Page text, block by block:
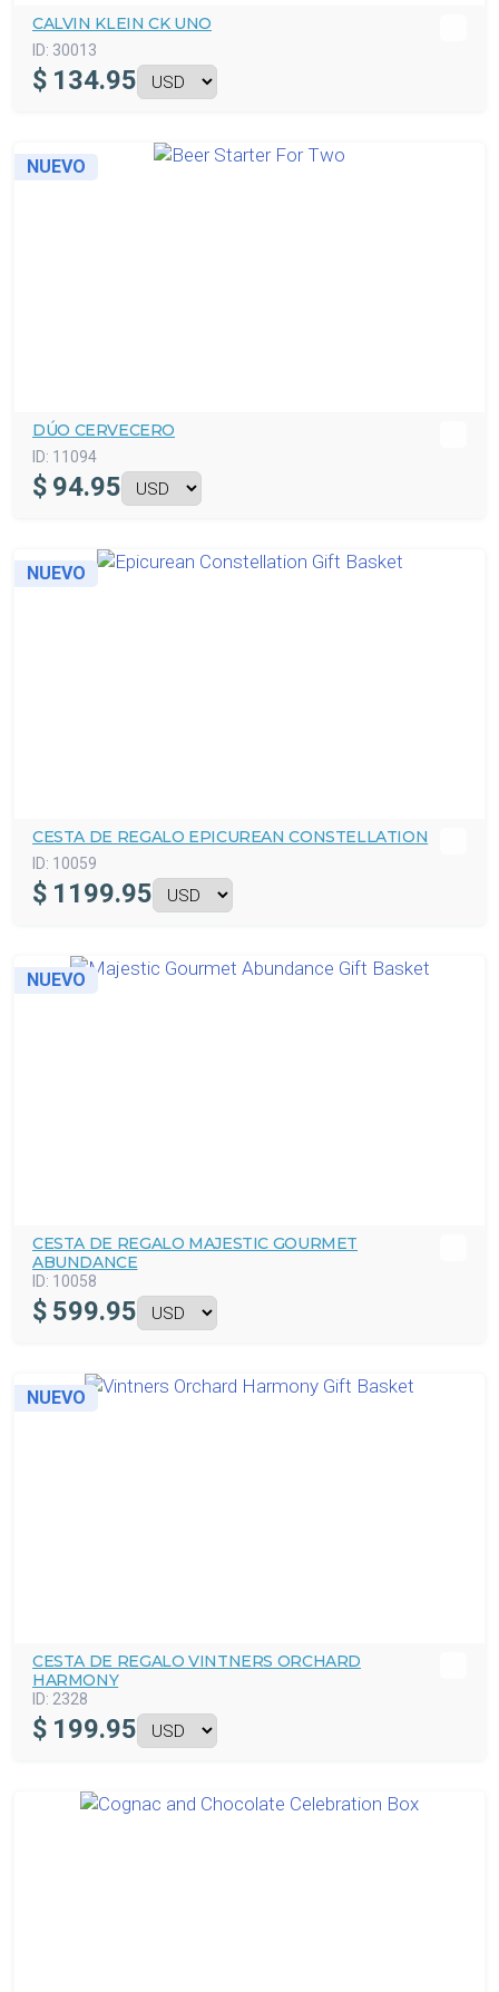
CALVIN KLEIN CK UNO
ID: 30013
$ 134.95
NUEVO
DÚO CERVECERO
ID: 11094
$ 94.95
NUEVO
CESTA DE REGALO EPICUREAN CONSTELLATION
ID: 10059
$ 1199.95
NUEVO
CESTA DE REGALO MAJESTIC GOURMET
ABUNDANCE
ID: 10058
$ 599.95
NUEVO
CESTA DE REGALO VINTNERS ORCHARD
HARMONY
ID: 2328
$ 199.95